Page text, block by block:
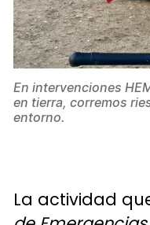
En intervenciones
en tierra, corremos
entorno.
La actividad